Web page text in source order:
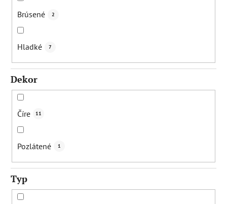
Brúsené 2
Hladké 7
Dekor
Číre 11
Pozlátené 1
Typ